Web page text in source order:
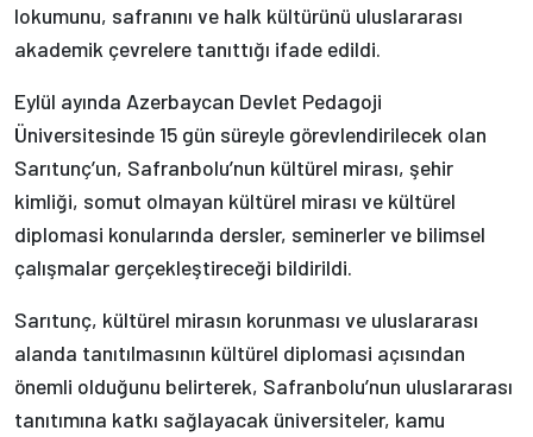
lokumunu, safranını ve halk kültürünü uluslararası
akademik çevrelere tanıttığı ifade edildi.
Eylül ayında Azerbaycan Devlet Pedagoji
Üniversitesinde 15 gün süreyle görevlendirilecek olan
Sarıtunç’un, Safranbolu’nun kültürel mirası, şehir
kimliği, somut olmayan kültürel mirası ve kültürel
diplomasi konularında dersler, seminerler ve bilimsel
çalışmalar gerçekleştireceği bildirildi.
Sarıtunç, kültürel mirasın korunması ve uluslararası
alanda tanıtılmasının kültürel diplomasi açısından
önemli olduğunu belirterek, Safranbolu’nun uluslararası
tanıtımına katkı sağlayacak üniversiteler, kamu